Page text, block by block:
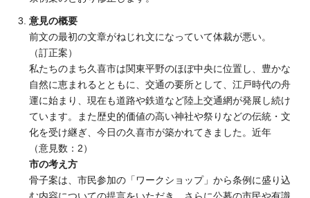
意見の概要
前文の最初の文章がねじれ文になっていて体裁が悪い。
（訂正案）
私たちのまち久喜市は関東平野のほぼ中央に位置し、豊かな
自然に恵まれるとともに、交通の要所として、江戸時代の舟
運に始まり、現在も道路や鉄道など陸上交通網が発展し続け
ています。また歴史的価値の高い神社や祭りなどの伝統・文
化を受け継ぎ、今日の久喜市が築かれてきました。近年
（意見数：2）
市の考え方
骨子案は、市民参加の「ワークショップ」から条例に盛り込